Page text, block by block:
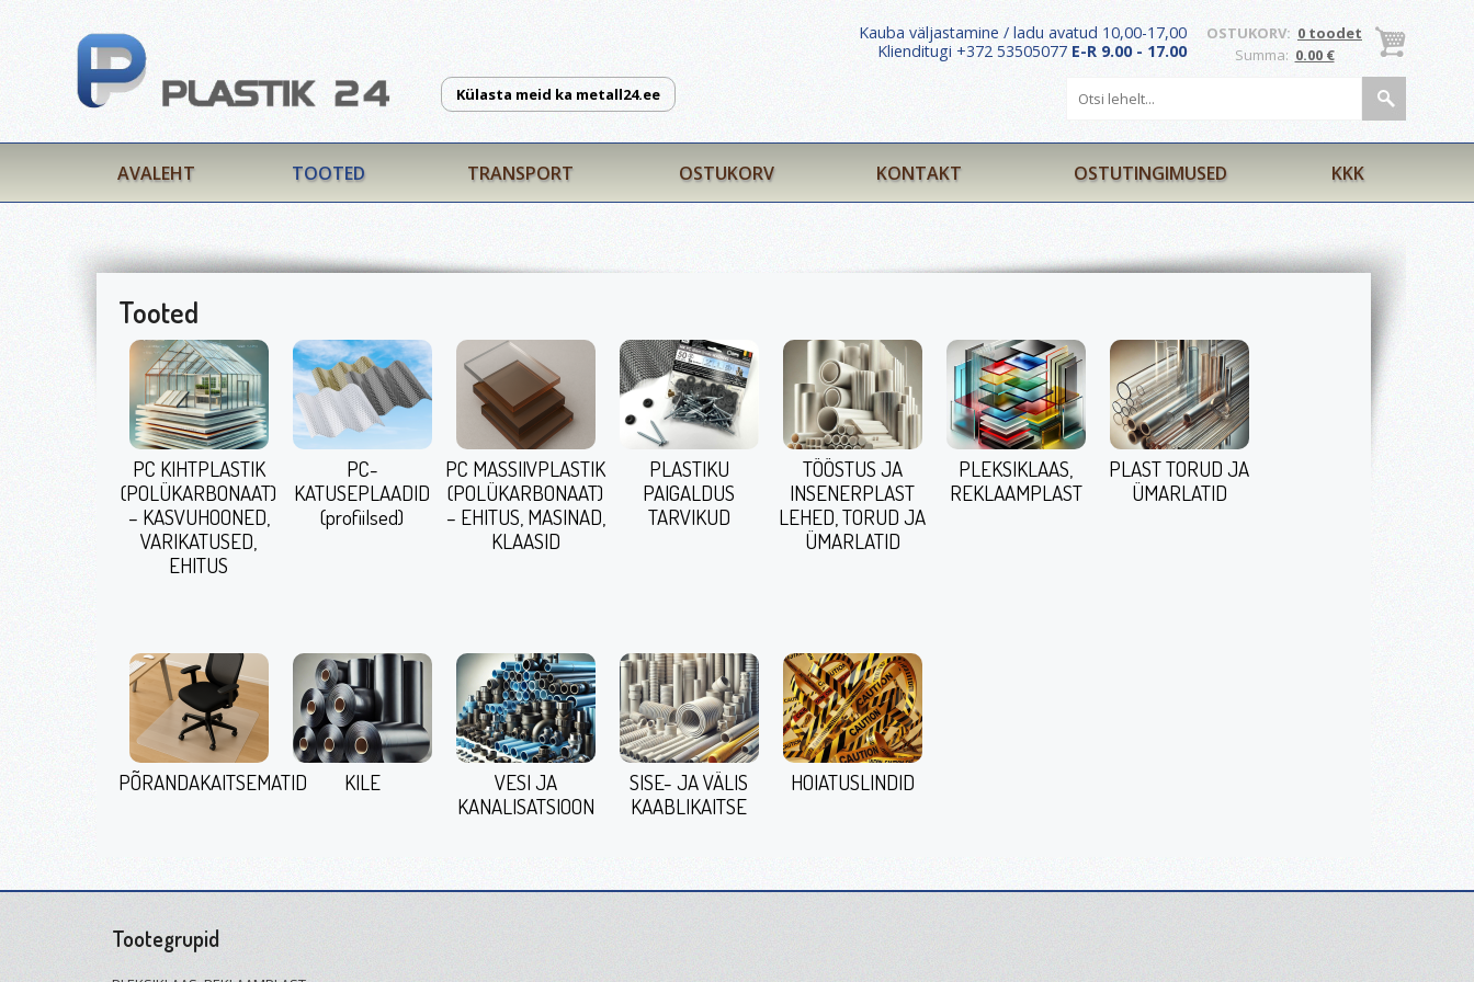
Külasta meid ka metall24.ee
Kauba väljastamine / ladu avatud 10,00-17,00
Klienditugi +372 53505077 E-R 9.00 - 17.00
OSTUKORV: 0 toodet
Summa: 0.00 €
AVALEHT TOOTED TRANSPORT OSTUKORV KONTAKT OSTUTINGIMUSED KKK
Tooted
PC KIHTPLASTIK
(POLÜKARBONAAT)
– KASVUHOONED,
VARIKATUSED,
EHITUS
PC-
KATUSEPLAADID
(profiilsed)
PC MASSIIVPLASTIK
(POLÜKARBONAAT)
– EHITUS, MASINAD,
KLAASID
PLASTIKU
PAIGALDUS
TARVIKUD
TÖÖSTUS JA
INSENERPLAST
LEHED, TORUD JA
ÜMARLATID
PLEKSIKLAAS,
REKLAAMPLAST
PLAST TORUD JA
ÜMARLATID
PÕRANDAKAITSEMATID KILE
VESI JA
KANALISATSIOON
SISE- JA VÄLIS
KAABLIKAITSE
HOIATUSLINDID
Tootegrupid